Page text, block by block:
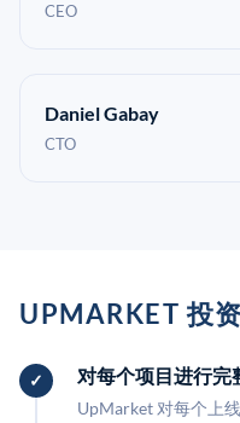
CEO
Daniel Gabay
CTO
UPMARKET 投
对每个项目进行完
UpMarket 对每个上